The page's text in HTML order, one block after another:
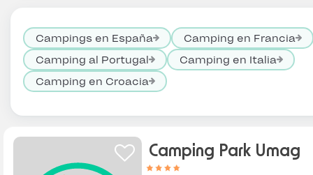
Campings en España
Camping en Francia
Camping al Portugal
Camping en Italia
Camping en Croacia
Camping Park Umag